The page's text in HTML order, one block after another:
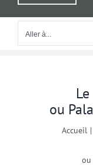
Aller à...
ou
Accueil |
ou